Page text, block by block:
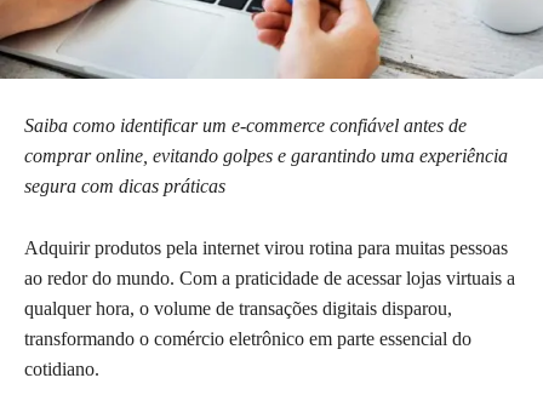
Saiba como identificar um e-commerce confiável antes de
comprar online, evitando golpes e garantindo uma experiência
segura com dicas práticas
Adquirir produtos pela internet virou rotina para muitas pessoas
ao redor do mundo. Com a praticidade de acessar lojas virtuais a
qualquer hora, o volume de transações digitais disparou,
transformando o comércio eletrônico em parte essencial do
cotidiano.